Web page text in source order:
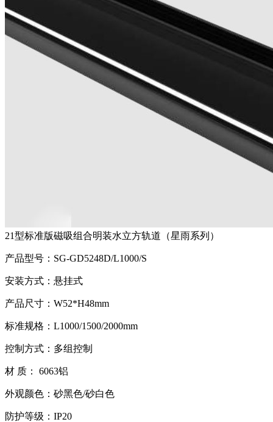
21型标准版磁吸组合明装水立方轨道（星雨系列）
产品型号：SG-GD5248D/L1000/S
安装方式：悬挂式
产品尺寸：W52*H48mm
标准规格：L1000/1500/2000mm
控制方式：多组控制
材 质： 6063铝
外观颜色：砂黑色/砂白色
防护等级：IP20